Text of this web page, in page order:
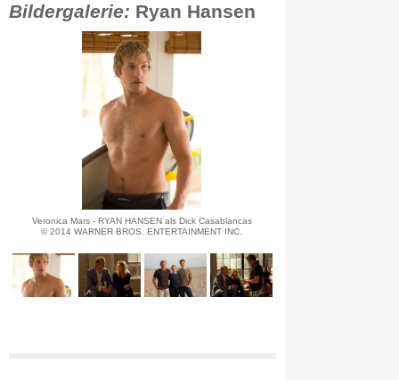
Bildergalerie: Ryan Hansen
Veronica Mars - RYAN HANSEN als Dick Casablancas
© 2014 WARNER BROS. ENTERTAINMENT INC.